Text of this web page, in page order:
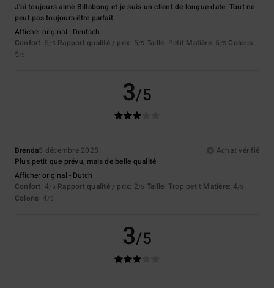
J'ai toujours aimé Billabong et je suis un client de longue date. Tout ne
peut pas toujours être parfait
Afficher original - Deutsch
Confort: 5/5 Rapport qualité / prix: 5/5 Taille: Petit Matière: 5 /5 Coloris:
5/5
3/5
Brenda5 décembre 2025
Achat vérifié
Plus petit que prévu, mais de belle qualité
Afficher original - Dutch
Confort: 4/5 Rapport qualité / prix: 2/5 Taille: Trop petit Matière: 4/5
Coloris: 4/5
3/5